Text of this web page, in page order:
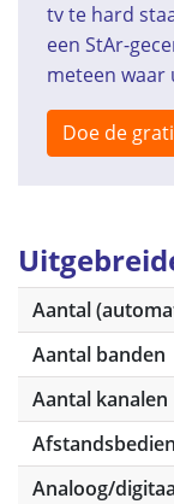
tv te hard
een StAr-
meteen waar
Doe de
Aantal
Aantal banden
Aantal kanalen
Analoog/